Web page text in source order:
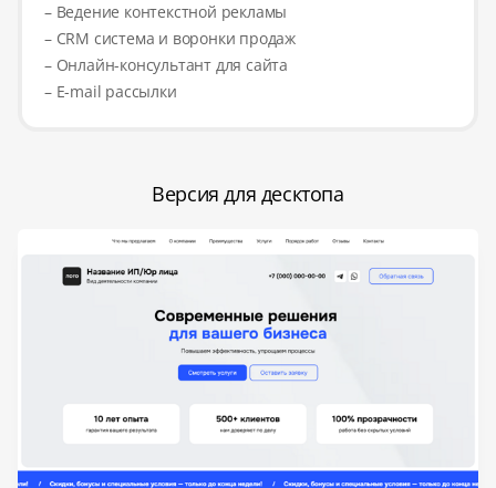
– Ведение контекстной рекламы
– CRM система и воронки продаж
– Онлайн-консультант для сайта
– E-mail рассылки
Версия для десктопа